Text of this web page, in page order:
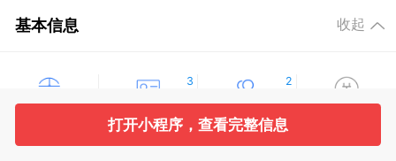
基本信息 收起
3
股东信息
2
主要人员
打开小程序，查看完整信息